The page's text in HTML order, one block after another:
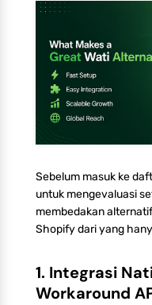
Sebelum masuk ke
untuk mengevaluasi
membedakan
Shopify dari yang
1. Integrasi
Workaround